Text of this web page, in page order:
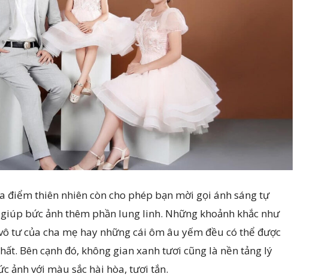
điểm thiên nhiên còn cho phép bạn mời gọi ánh sáng tự
bức ảnh thêm phần lung linh. Những khoảnh khắc như
tư của cha mẹ hay những cái ôm âu yếm đều có thể được
Bên cạnh đó, không gian xanh tươi cũng là nền tảng lý
ảnh với màu sắc hài hòa, tươi tắn.